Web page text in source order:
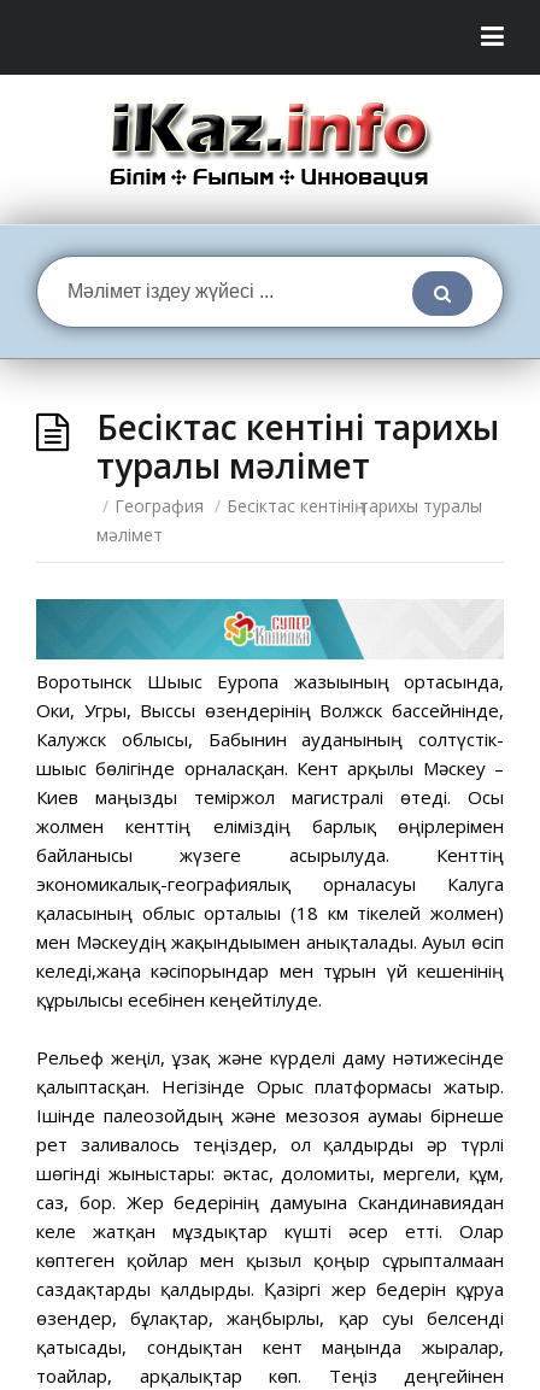
Бесіктас кентінің тарихы
туралы мәлімет
/ География / Бесіктас кентінің тарихы туралы
мәлімет
Воротынск Шығыс Еуропа жазығының ортасында,
Оки, Угры, Выссы өзендерінің Волжск бассейнінде,
Калужск облысы, Бабынин ауданының солтүстік-
шығыс бөлігінде орналасқан. Кент арқылы Мәскеу –
Киев маңызды теміржол магистралі өтеді. Осы
жолмен кенттің еліміздің барлық өңірлерімен
байланысы жүзеге асырылуда. Кенттің
экономикалық-географиялық орналасуы Калуга
қаласының облыс орталығы (18 км тікелей жолмен)
мен Мәскеудің жақындығымен анықталады. Ауыл өсіп
келеді,жаңа кәсіпорындар мен тұрғын үй кешенінің
құрылысы есебінен кеңейтілуде.
Рельеф жеңіл, ұзақ және күрделі даму нәтижесінде
қалыптасқан. Негізінде Орыс платформасы жатыр.
Ішінде палеозойдың және мезозоя аумағы бірнеше
рет заливалось теңіздер, ол қалдырды әр түрлі
шөгінді жыныстары: әктас, доломиты, мергели, құм,
саз, бор. Жер бедерінің дамуына Скандинавиядан
келе жатқан мұздықтар күшті әсер етті. Олар
көптеген қойлар мен қызыл қоңыр сұрыпталмаған
саздақтарды қалдырды. Қазіргі жер бедерін құруға
өзендер, бұлақтар, жаңбырлы, қар суы белсенді
қатысады, сондықтан кент маңында жыралар,
тоғайлар, арқалықтар көп. Теңіз деңгейінен